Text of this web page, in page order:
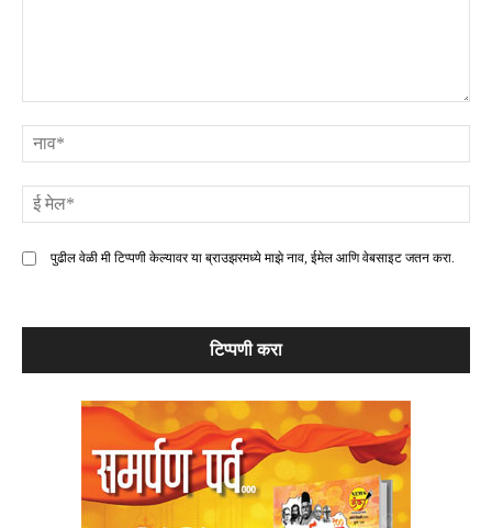
पुढील वेळी मी टिप्पणी केल्यावर या ब्राउझरमध्ये माझे नाव, ईमेल आणि वेबसाइट जतन करा.